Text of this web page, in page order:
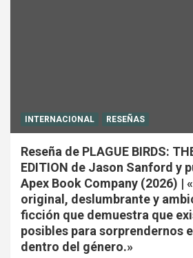
INTERNACIONAL RESEÑAS
Reseña de PLAGUE BIRDS:
EDITION de Jason Sanford y
Apex Book Company (2026) |
original, deslumbrante y
ficción que demuestra que
posibles para sorprendernos
dentro del género.»